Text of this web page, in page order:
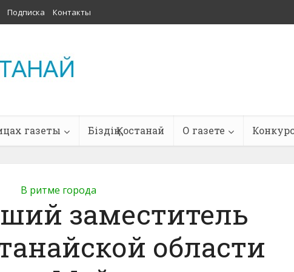
Подписка Контакты
газеты Біздің Қостанай О газете
В ритме города
заместитель
области